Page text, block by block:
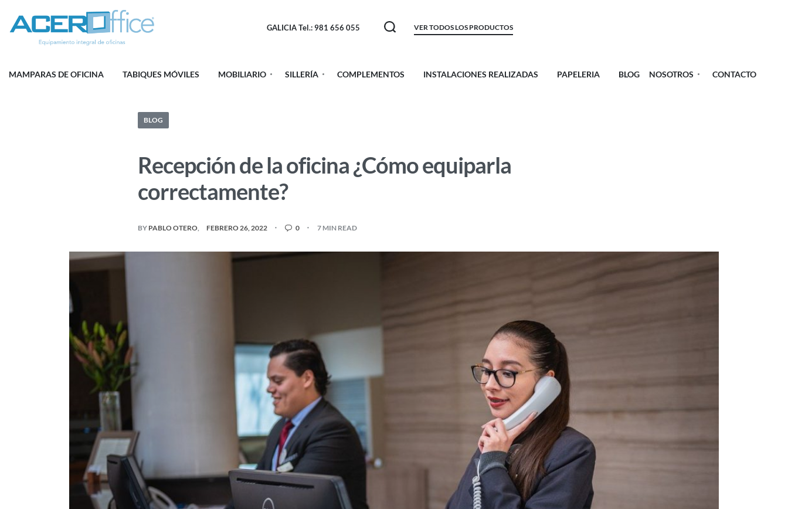
GALICIA Tel.: 981 656 055 VER TODOS LOS PRODUCTOS
MAMPARAS DE OFICINA TABIQUES MÓVILES MOBILIARIO SILLERÍA COMPLEMENTOS INSTALACIONES REALIZADAS PAPELERIA BLOG NOSOTROS CONTACTO
BLOG
Recepción de la oficina ¿Cómo equiparla
correctamente?
BY PABLO OTERO FEBRERO 26, 2022 0 7 MIN READ